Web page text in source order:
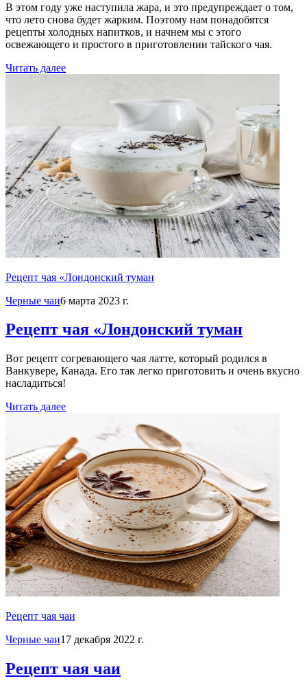
В этом году уже наступила жара, и это предупреждает о том,
что лето снова будет жарким. Поэтому нам понадобятся
рецепты холодных напитков, и начнем мы с этого
освежающего и простого в приготовлении тайского чая.
Читать далее
Рецепт чая «Лондонский туман
Черные чаи6 марта 2023 г.
Рецепт чая «Лондонский туман
Вот рецепт согревающего чая латте, который родился в
Ванкувере, Канада. Его так легко приготовить и очень вкусно
насладиться!
Читать далее
Рецепт чая чаи
Черные чаи17 декабря 2022 г.
Рецепт чая чаи